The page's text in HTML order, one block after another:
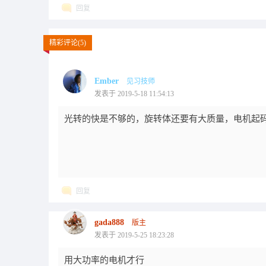
回复
精彩评论(5)
Ember
见习技师
发表于 2019-5-18 11:54:13
光转的快是不够的，旋转体还要有大质量，电机起
回复
gada888
版主
发表于 2019-5-25 18:23:28
用大功率的电机才行